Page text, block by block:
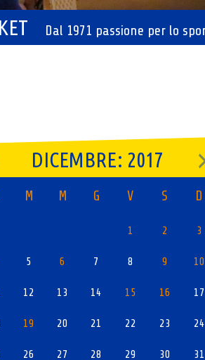
Dal 1971 passione per lo
DICEMBRE: 2017
M M G V S D
1 2 3
5 6 7 8 9 10
12 13 14 15 16 17
19 20 21 22 23 24
26 27 28 29 30 31